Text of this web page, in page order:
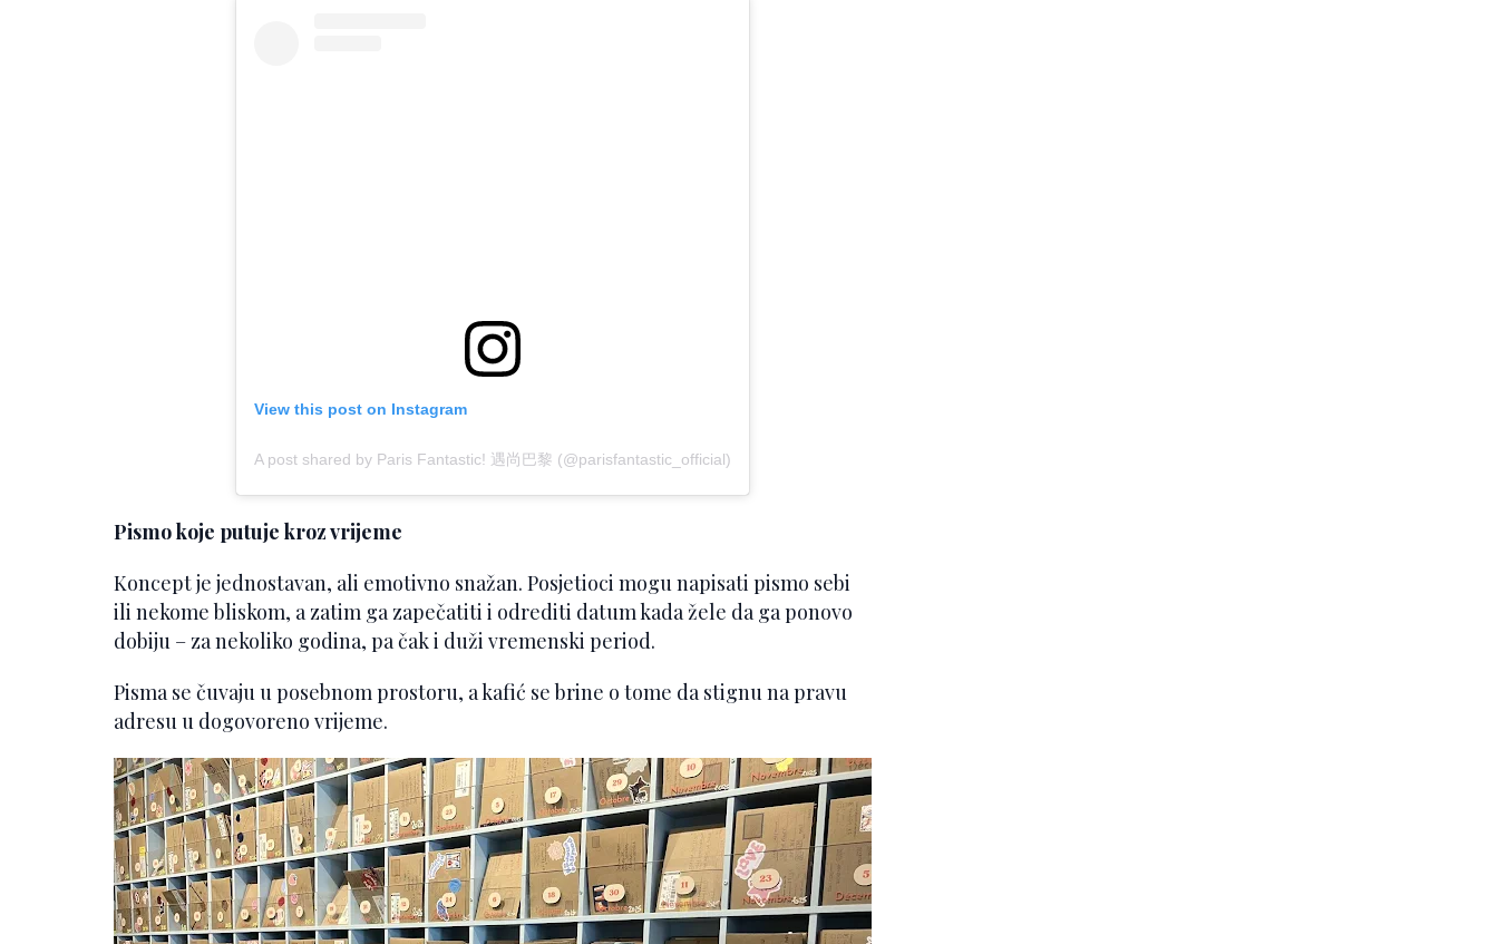
View this post on Instagram
A post shared by Paris Fantastic! 遇尚巴黎 (@parisfantastic_official)
Pismo koje putuje kroz vrijeme
Koncept je jednostavan, ali emotivno snažan. Posjetioci mogu napisati pismo sebi
ili nekome bliskom, a zatim ga zapečatiti i odrediti datum kada žele da ga ponovo
dobiju – za nekoliko godina, pa čak i duži vremenski period.
Pisma se čuvaju u posebnom prostoru, a kafić se brine o tome da stignu na pravu
adresu u dogovoreno vrijeme.